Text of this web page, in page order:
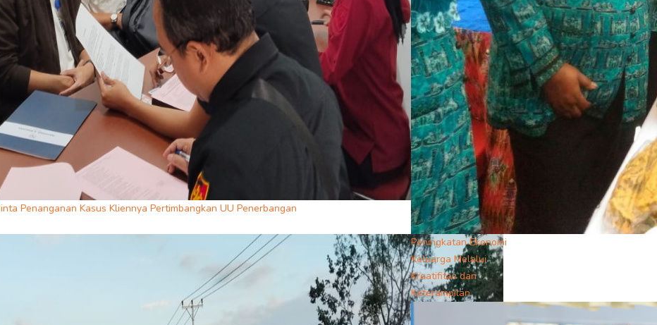
Penanganan Kasus Kliennya Pertimbangkan UU Penerbangan
Peningkatan Ekonomi
Keluarga Melalui
Kreatifitas dan
Keterampilan